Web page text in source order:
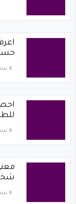
١٤ سبتمبر ٢٠٢٠
١٤ سبتمبر ٢٠٢٠
١٤ سبتمبر ٢٠٢٠